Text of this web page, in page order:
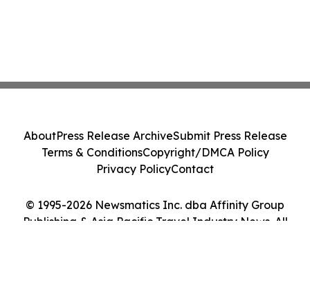
© 1995-2026 Newsmatics Inc. dba Affinity Group
Publishing & Asia Pacific Travel Industry News. All
AboutPress Release ArchiveSubmit Press Release
Terms & ConditionsCopyright/DMCA Policy
Privacy PolicyContact